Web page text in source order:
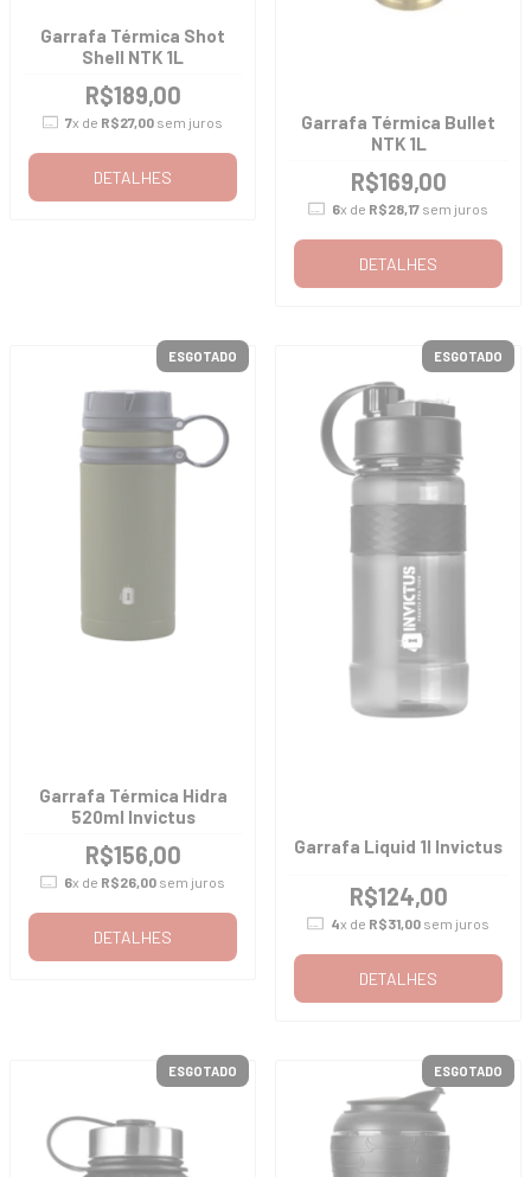
Garrafa Térmica Shot
Shell NTK 1L
R$189,00
7x de R$27,00 sem juros
DETALHES
Garrafa Térmica Bullet
NTK 1L
R$169,00
6x de R$28,17sem juros
DETALHES
ESGOTADO
Garrafa Térmica Hidra
520ml Invictus
R$156,00
6x de R$26,00sem juros
DETALHES
ESGOTADO
Garrafa Liquid 1l Invictus
R$124,00
4x de R$31,00sem juros
DETALHES
ESGOTADO ESGOTADO